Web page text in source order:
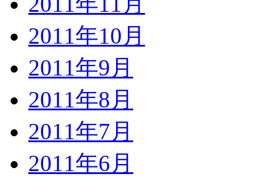
2011年10月
2011年9月
2011年8月
2011年7月
2011年6月